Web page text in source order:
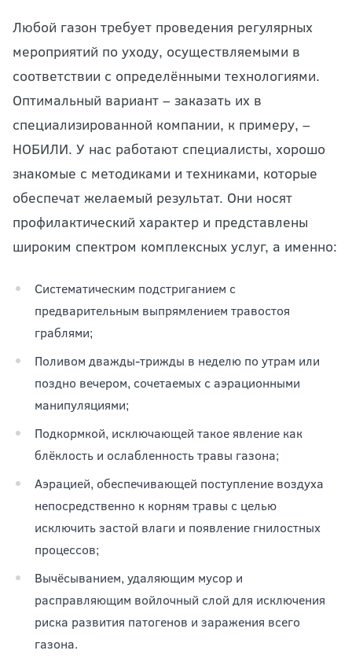
Любой газон требует проведения регулярных
мероприятий по уходу, осуществляемыми в
соответствии с определёнными технологиями.
Оптимальный вариант – заказать их в
специализированной компании, к примеру, –
НОБИЛИ. У нас работают специалисты, хорошо
знакомые с методиками и техниками, которые
обеспечат желаемый результат. Они носят
профилактический характер и представлены
широким спектром комплексных услуг, а именно:
Систематическим подстриганием с
предварительным выпрямлением травостоя
граблями;
Поливом дважды-трижды в неделю по утрам или
поздно вечером, сочетаемых с аэрационными
манипуляциями;
Подкормкой, исключающей такое явление как
блёклость и ослабленность травы газона;
Аэрацией, обеспечивающей поступление воздуха
непосредственно к корням травы с целью
исключить застой влаги и появление гнилостных
процессов;
Вычёсыванием, удаляющим мусор и
расправляющим войлочный слой для исключения
риска развития патогенов и заражения всего
газона.